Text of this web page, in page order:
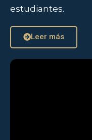
estudiantes.
Leer más